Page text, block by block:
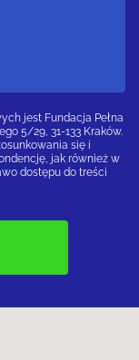
jest Fundacja Pełna
5/29, 31-133 Kraków.
się i
jak również w
dostępu do treści